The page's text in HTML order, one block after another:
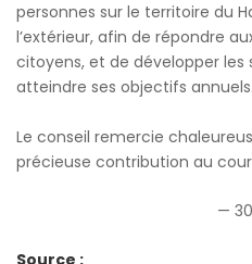
personnes sur le territoire du
l’extérieur, afin de répondre
citoyens, et de développer les
atteindre ses objectifs annuels.
Le conseil remercie
précieuse contribution au
—